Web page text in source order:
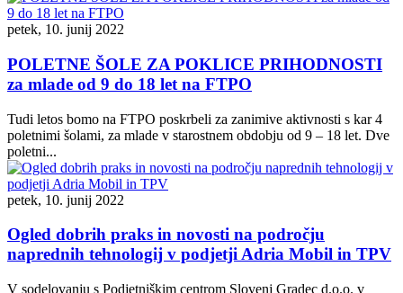
petek, 10. junij 2022
POLETNE ŠOLE ZA POKLICE PRIHODNOSTI
za mlade od 9 do 18 let na FTPO
Tudi letos bomo na FTPO poskrbeli za zanimive aktivnosti s kar 4
poletnimi šolami, za mlade v starostnem obdobju od 9 – 18 let. Dve
poletni...
petek, 10. junij 2022
Ogled dobrih praks in novosti na področju
naprednih tehnologij v podjetji Adria Mobil in TPV
V sodelovanju s Podjetniškim centrom Slovenj Gradec d.o.o. v